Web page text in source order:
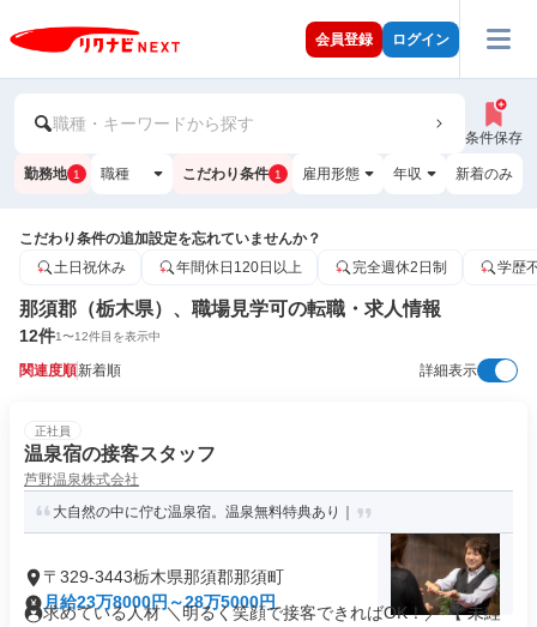
会員登録 ログイン
職種・キーワードから探す
条件保存
勤務地 1 職種 こだわり条件 1 雇用形態 年収 新着のみ
こだわり条件の追加設定を忘れていませんか？
土日祝休み
年間休日120日以上 完全週休2日制 学歴
那須郡（栃木県）、職場見学可の転職・求人情報
12件1〜12件目を表示中
関連度順新着順 詳細表示
正社員
温泉宿の接客スタッフ
芦野温泉株式会社
大自然の中に佇む温泉宿。温泉無料特典あり｜
〒329-3443栃木県那須郡那須町
月給23万8000円～28万5000円
求めている人材 ＼明るく笑顔で接客できればOK！／ 【 未経